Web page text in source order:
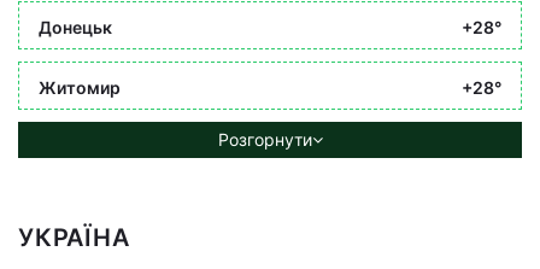
Донецьк +28°
Житомир +28°
Розгорнути
УКРАЇНА